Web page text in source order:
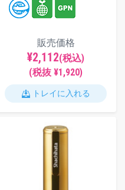
販売価格
¥2,112(税込)
(税抜 ¥1,920)
トレイに入れる